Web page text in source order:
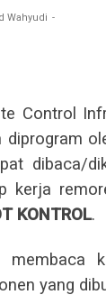
Wahyudi
Control
diprogram
dibaca/
kerja
KONTROL.
membaca
yang